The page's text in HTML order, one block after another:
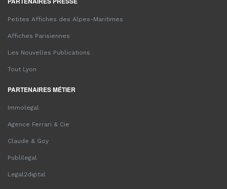
Petites Affiches des Alpes-Maritimes
Affiches Parisiennes
Les Nouvelles Publications
Tout Lyon
PARTENAIRES MÉTIER
Immolegal
Agence Ferrari & Cie
Claude & Goy
Publilegal
Legal2digital